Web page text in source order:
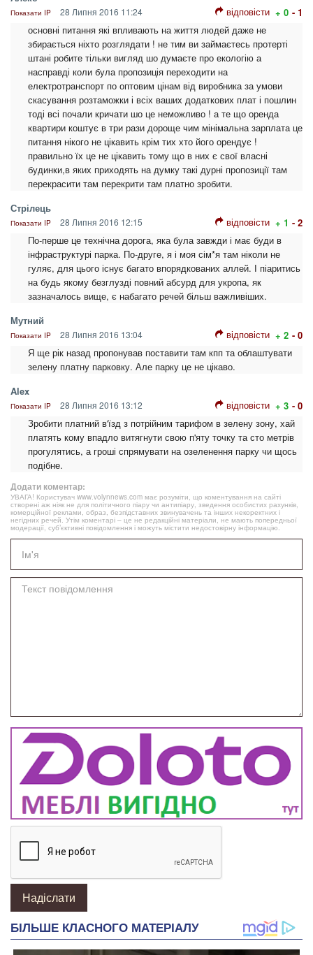
Показати IP 28 Липня 2016 11:24 відповісти + 0 - 1
основні питання які впливають на життя людей даже не
збирається ніхто розглядати ! не тим ви займаєтесь протерті
штані робите тільки вигляд шо думаєте про екологію а
насправді коли була пропозиція переходити на
електротранспорт по оптовим цінам від виробника за умови
скасування розтаможки і всіх ваших додаткових плат і пошлин
тоді всі почали кричати шо це неможливо ! а те що оренда
квартири коштує в три рази дороще чим мінімальна зарплата це
питання нікого не цікавить крім тих хто його орендує !
правильно їх це не цікавить тому що в них є свої власні
будинки,в яких приходять на думку такі дурні пропозиції там
перекрасити там перекрити там платно зробити.
Стрілець
Показати IP 28 Липня 2016 12:15 відповісти + 1 - 2
По-перше це технічна дорога, яка була завжди і має буди в
інфраструктурі парка. По-друге, я і моя сім*я там ніколи не
гуляє, для цього існує багато впорядкованих аллей. І піаритись
на будь якому безглузді повний абсурд для укропа, як
зазначалось вище, є набагато речей більш важливіших.
Мутний
Показати IP 28 Липня 2016 13:04 відповісти + 2 - 0
Я ще рік назад пропонував поставити там кпп та облаштувати
зелену платну парковку. Але парку це не цікаво.
Alex
Показати IP 28 Липня 2016 13:12 відповісти + 3 - 0
Зробити платний в'їзд з потрійним тарифом в зелену зону, хай
платять кому впадло витягнути свою п'яту точку та сто метрів
прогулятись, а гроші спрямувати на озеленення парку чи щось
подібне.
Додати коментар:
УВАГА! Користувач www.volynnews.com має розуміти, що коментування на сайті
створені аж ніяк не для політичного піару чи антипіару, зведення особистих рахунків,
комерційної реклами, образ, безпідставних звинувачень та інших некоректних і
негідних речей. Утім коментарі – це не редакційні матеріали, не мають попередньої
модерації, суб’єктивні повідомлення і можуть містити недостовірну інформацію.